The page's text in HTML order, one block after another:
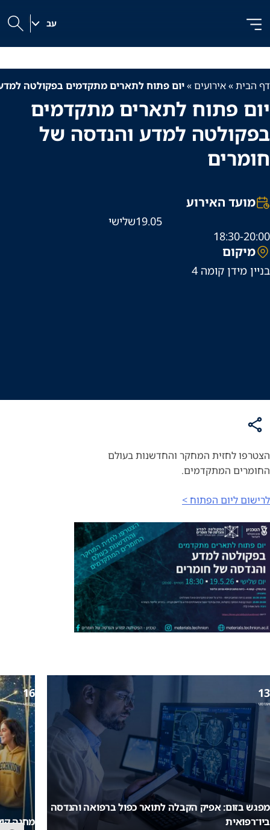
התוכן
עב
|
דף הבית»אירועים»יום פתוח לתארים מתקדמים בפקולטה
יום פתוח לתארים מתקדמים
בפקולטה למדע והנדסה של
חומרים
מועד האירוע
19.05שלישי
18:30-20:00
מיקום
בניין מידן קומה 4
הצטרפו לחזית המחקר והחדשנות בעולם
החומרים המתקדמים.
לרישום ליום הפתוח >
13
אוגוסט
מפגש בזום: אפיק הקבלה לתואר כפול ברפואה והנדסה
ביו־רפואית
16
אוגוסט
מחנה